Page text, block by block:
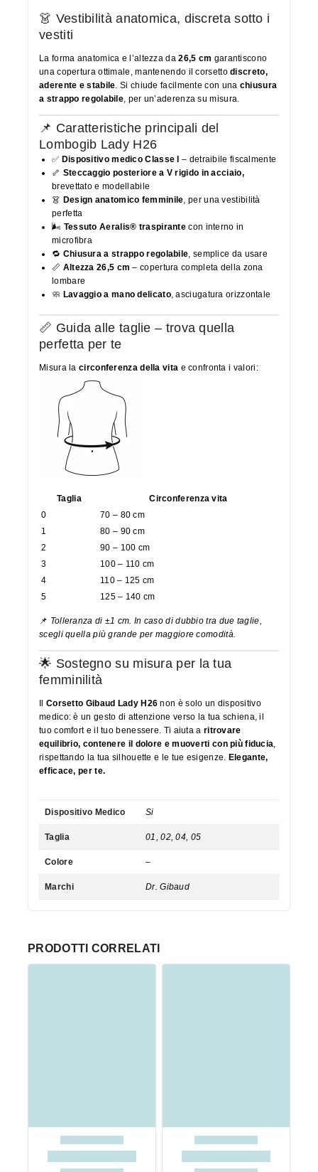
👗 Vestibilità anatomica, discreta sotto i
vestiti
La forma anatomica e l’altezza da26,5 cm garantiscono
una copertura ottimale, mantenendo il corsettodiscreto,
aderente e stabile. Si chiude facilmente con una chiusura
a strappo regolabile, per un’aderenza su misura.
📌 Caratteristiche principali del
Lombogib Lady H26
✅ Dispositivo medico Classe I
– detraibile fiscalmente
🦴 Steccaggio posteriore a V rigido in acciaio,
brevettato e modellabile
👗 Design anatomico femminile, per una vestibilità
perfetta
🌬 Tessuto Aeralis® traspirante con interno in
microfibra
🔁 Chiusura a strappo regolabile, semplice da usare
📏 Altezza 26,5 cm – copertura completa della zona
lombare
🧼 Lavaggio a mano delicato, asciugatura orizzontale
📏 Guida alle taglie – trova quella
perfetta per te
Misura la circonferenza della vita e confronta i valori:
Taglia
Circonferenza vita
0
70 – 80 cm
1
80 – 90 cm
2
90 – 100 cm
3
100 – 110 cm
4
110 – 125 cm
5
125 – 140 cm
📌 Tolleranza di ±1 cm. In caso di dubbio tra due taglie,
scegli quella più grande per maggiore comodità.
🌟 Sostegno su misura per la tua
femminilità
Corsetto Gibaud Lady H26non è solo un dispositivo
medico: è un gesto di attenzione verso la tua schiena, il
tuo comfort e il tuo benessere. Ti aiuta a ritrovare
equilibrio, contenere il dolore e muoverti con più fiducia,
rispettando la tua silhouette e le tue esigenze. Elegante,
efficace, per te.
Dispositivo Medico Si
Taglia 01, 02, 04, 05
Colore –
Marchi Dr. Gibaud
PRODOTTI CORRELATI